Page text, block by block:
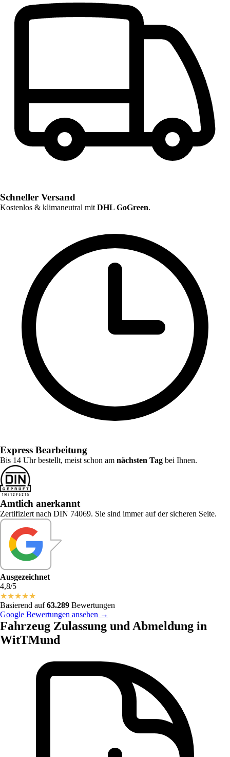
Schneller Versand
Kostenlos & klimaneutral mit DHL GoGreen.
Express Bearbeitung
Bis 14 Uhr bestellt, meist schon am nächsten Tag bei Ihnen.
Amtlich anerkannt
Zertifiziert nach DIN 74069. Sie sind immer auf der sicheren Seite.
Ausgezeichnet
4,8/5
★★★★★
Basierend auf63.289 Bewertungen
Google Bewertungen ansehen →
Fahrzeug Zulassung und Abmeldung in
WitTMund